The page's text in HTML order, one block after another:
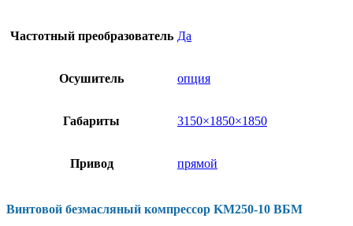
Частотный преобразователь Да
Осушитель опция
Габариты 3150×1850×1850
Привод прямой
Винтовой безмасляный компрессор KM250-10 ВБМ